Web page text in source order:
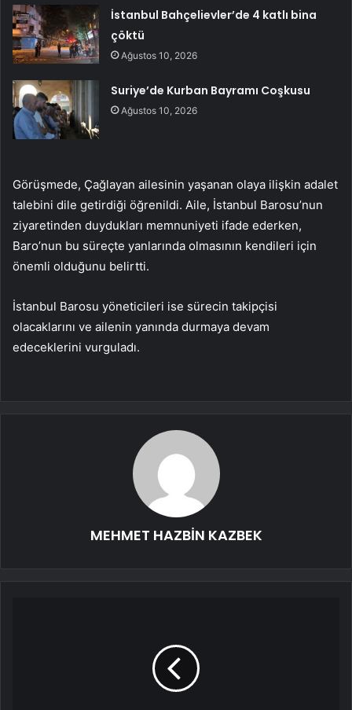
İstanbul Bahçelievler’de 4 katlı bina
çöktü
Ağustos 10, 2026
Suriye’de Kurban Bayramı Coşkusu
Ağustos 10, 2026
Görüşmede, Çağlayan ailesinin yaşanan olaya ilişkin adalet
talebini dile getirdiği öğrenildi. Aile, İstanbul Barosu’nun
ziyaretinden duydukları memnuniyeti ifade ederken,
Baro’nun bu süreçte yanlarında olmasının kendileri için
önemli olduğunu belirtti.
İstanbul Barosu yöneticileri ise sürecin takipçisi
olacaklarını ve ailenin yanında durmaya devam
edeceklerini vurguladı.
MEHMET HAZBİN KAZBEK